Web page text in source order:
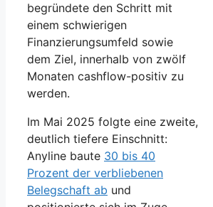
begründete den Schritt mit
einem schwierigen
Finanzierungsumfeld sowie
dem Ziel, innerhalb von zwölf
Monaten cashflow-positiv zu
werden.
Im Mai 2025 folgte eine zweite,
deutlich tiefere Einschnitt:
Anyline baute 30 bis 40
Prozent der verbliebenen
Belegschaft ab und